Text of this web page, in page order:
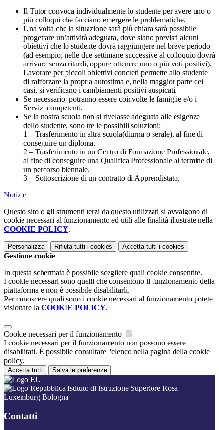
Il Tutor convoca individualmente lo studente per avere uno o
più colloqui che facciano emergere le problematiche.
Una volta che la situazione sarà più chiara sarà possibile
progettare un’attività adeguata, dove siano previsti alcuni
obiettivi che lo studente dovrà raggiungere nel breve periodo
(ad esempio, nelle due settimane successive al colloquio dovrà
arrivare senza ritardi, oppure ottenere uno o più voti positivi).
Lavorare per piccoli obiettivi concreti permette allo studente
di rafforzare la propria autostima e, nella maggior parte dei
casi, si verificano i cambiamenti positivi auspicati.
Se necessario, potranno essere coinvolte le famiglie e/o i
Servizi competenti.
Se la nostra scuola non si rivelasse adeguata alle esigenze
dello studente, sono tre le possibili soluzioni:
1 – Trasferimento in altra scuola(diurna o serale), al fine di
conseguire un diploma.
2 – Trasferimento in un Centro di Formazione Professionale,
al fine di conseguire una Qualifica Professionale al termine di
un percorso biennale.
3 – Sottoscrizione di un contratto di Apprendistato.
Notizie
Questo sito o gli strumenti terzi da questo utilizzati si avvalgono di
cookie necessari al funzionamento ed utili alle finalità illustrate nella
COOKIE POLICY.
Personalizza Rifiuta tutti i cookies Accetta tutti i cookies
Gestione cookie
In questa schermata è possibile scegliere quali cookie consentire.
I cookie necessari sono quelli che consentono il funzionamento della
piattaforma e non è possibile disabilitarli.
Per conoscere quali sono i cookie necessari al funzionamento potete
visionare la COOKIE POLICY.
Cookie necessari per il funzionamento
I cookie necessari per il funzionamento non possono essere
disabilitati. È possibile consultare l'elenco nella pagina della cookie
policy.
Accetta tutti Salva le preferenze
Istituto di Istruzione Superiore Rosa
Luxemburg Bologna
Contatti